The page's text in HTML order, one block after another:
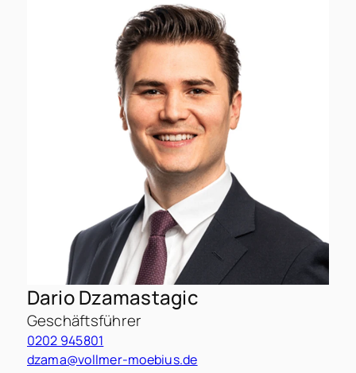
Dario Dzamastagic
Geschäftsführer
0202 945801
dzama@vollmer-moebius.de